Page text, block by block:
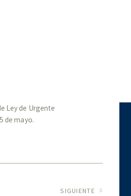
Ley de Urgente
de mayo.
SIGUIENTE